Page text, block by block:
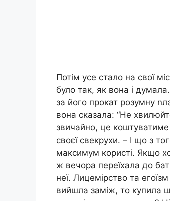
Потім усе стало на свої
було так, як вона і
за його прокат розумну
вона сказала: “Не
звичайно, це
своєї свекрухи. – І що з
максимум користі. Якщо
ж вечора переїхала до
неї. Лицемірство та
вийшла заміж, то купила